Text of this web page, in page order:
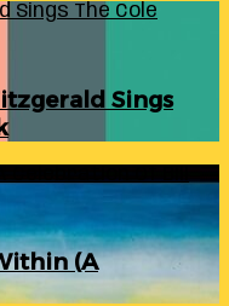
Sings The Cole
Sings
(A